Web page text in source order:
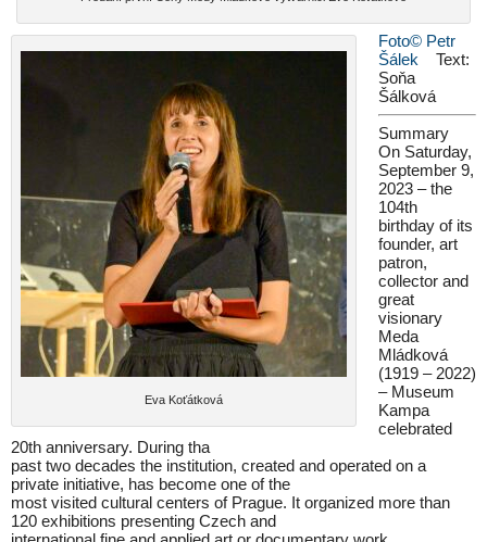
Eva Koťátková
Foto© Petr
Šálek Text:
Soňa
Šálková
Summary
On Saturday,
September 9,
2023 – the
104th
birthday of its
founder, art
patron,
collector and
great
visionary
Meda
Mládková
(1919 – 2022)
– Museum
Kampa
celebrated
20th anniversary. During tha
past two decades the institution, created and operated on a
private initiative, has become one of the
most visited cultural centers of Prague. It organized more than
120 exhibitions presenting Czech and